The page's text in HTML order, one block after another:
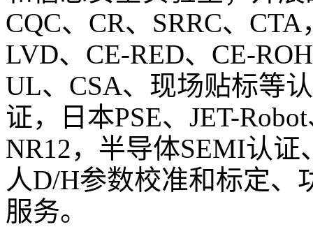
CQC、 CR、 SRRC、 CTA
LVD、 CE-RED、 CE-
UL、 CSA、现场贴标等
证，日本PSE、 JET-Robot
NR12，半导体SEMI认证
人D/H参数校准和标定、
服务。